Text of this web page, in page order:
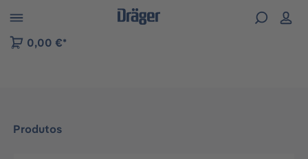
to B2B platform navigation
0,00 €*
Produtos